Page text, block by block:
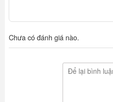
Chưa có đánh giá nào.